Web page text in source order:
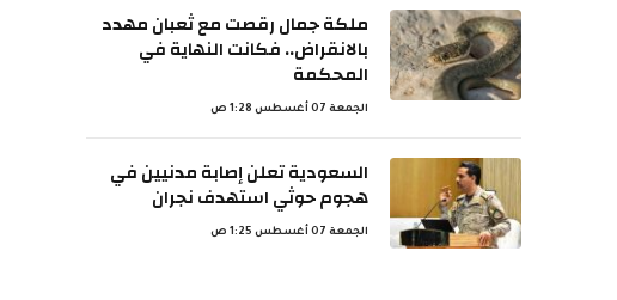
ملكة جمال رقصت مع ثعبان مهدد
بالانقراض.. فكانت النهاية في
المحكمة
الجمعة 07 أغسطس 1:28 ص
السعودية تعلن إصابة مدنيين في
هجوم حوثي استهدف نجران
الجمعة 07 أغسطس 1:25 ص